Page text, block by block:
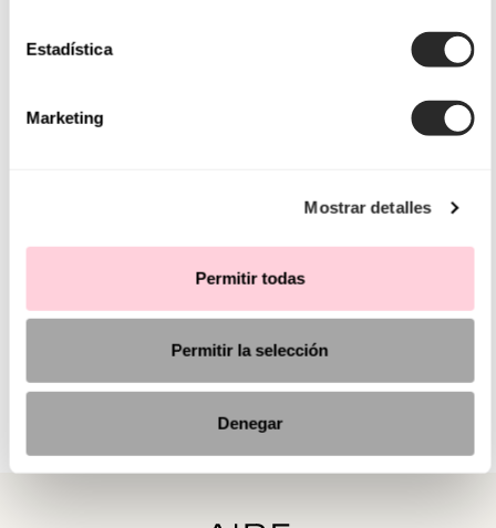
Estadística
Marketing
Mostrar detalles
Permitir todas
Permitir la selección
Denegar